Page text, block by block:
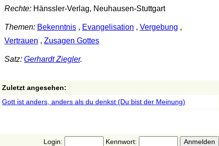
Rechte:Hänssler-Verlag, Neuhausen-Stuttgart
Themen: Bekenntnis, Evangelisation , Vergebung ,
Vertrauen , Zusagen Gottes
Satz: Gerhardt Ziegler.
Zuletzt angesehen:
Gott ist anders, anders als du denkst (Du bist der Meinung)
Login:
Kennwort: